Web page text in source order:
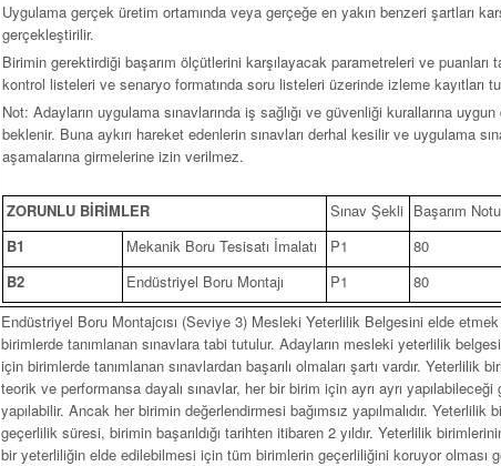
Uygulama gerçek üretim ortamında veya gerçeğe en yakın benzeri şartları
gerçekleştirilir.
Birimin gerektirdiği başarım ölçütlerini karşılayacak parametreleri ve puanları
kontrol listeleri ve senaryo formatında soru listeleri üzerinde izleme kayıtları
Not: Adayların uygulama sınavlarında iş sağlığı ve güvenliği kurallarına uygun
beklenir. Buna aykırı hareket edenlerin sınavları derhal kesilir ve uygulama
aşamalarına girmelerine izin verilmez.
ZORUNLU BİRİMLER Sınav Şekli Başarım
B1
Mekanik Boru Tesisatı İmalatı P1
80
B2
Endüstriyel Boru Montajı P1 80
Endüstriyel Boru Montajcısı (Seviye 3) Mesleki Yeterlilik Belgesini elde
birimlerde tanımlanan sınavlara tabi tutulur. Adayların mesleki yeterlilik
için birimlerde tanımlanan sınavlardan başarılı olmaları şartı vardır. Yeterlilik
teorik ve performansa dayalı sınavlar, her bir birim için ayrı ayrı
yapılabilir. Ancak her birimin değerlendirmesi bağımsız yapılmalıdır. Yeterlilik
geçerlilik süresi, birimin başarıldığı tarihten itibaren 2 yıldır. Yeterlilik
bir yeterliliğin elde edilebilmesi için tüm birimlerin geçerliliğini koruyor olması